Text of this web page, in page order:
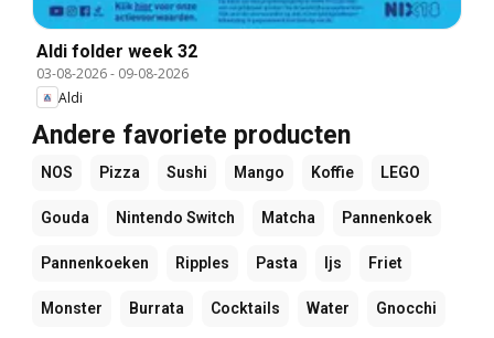
Aldi folder week 32
03-08-2026- 09-08-2026
Aldi
Andere favoriete producten
NOS Pizza Sushi Mango Koffie LEGO
Gouda Nintendo Switch Matcha Pannenkoek
Pannenkoeken Ripples Pasta Ijs Friet
Monster Burrata Cocktails Water Gnocchi